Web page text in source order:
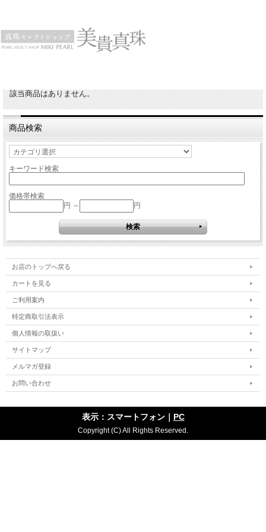
該当商品はありません。
商品検索
キーワード検索
価格帯検索
円 ～
円
お店のトップへ戻る
カートを見る
ご利用案内
特定商取引法表示
個人情報の取扱い
サイトマップ
メルマガ登録
お問い合わせ
表示：スマートフォン｜ PC
Copyright (C) All Rights Reserved.